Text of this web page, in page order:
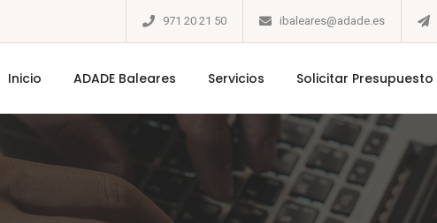
971 20 21 50 ibaleares@adade.es
Inicio ADADE Baleares Servicios Solicitar Presupuesto